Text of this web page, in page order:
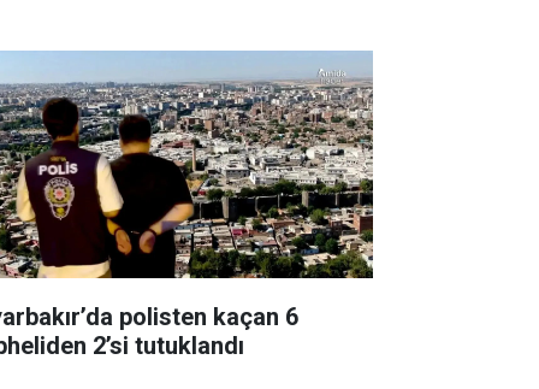
polisten kaçan 6
2’si tutuklandı